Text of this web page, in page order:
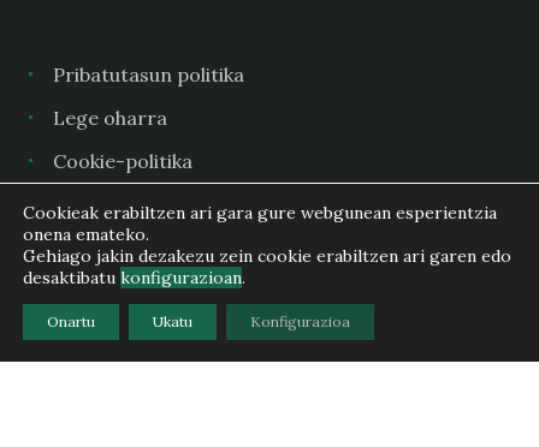
Pribatutasun politika
Lege oharra
Cookie-politika
Copyright (c) 2025 Gipuzkoako Euskal Pilota Federazioa -
Federación Guipuzcoana de Pelota Vasca
Cookieak erabiltzen ari gara gure webgunean esperientzia
onena emateko.
Gehiago jakin dezakezu zein cookie erabiltzen ari garen edo
desaktibatu konfigurazioan.
Onartu Ukatu Konfigurazioa